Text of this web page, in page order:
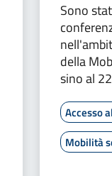
Sono
della
sino al
Accesso
Mobilità